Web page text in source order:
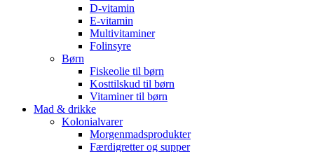
D-vitamin
E-vitamin
Multivitaminer
Folinsyre
Børn
Fiskeolie til børn
Kosttilskud til børn
Vitaminer til børn
Mad & drikke
Kolonialvarer
Morgenmadsprodukter
Færdigretter og supper